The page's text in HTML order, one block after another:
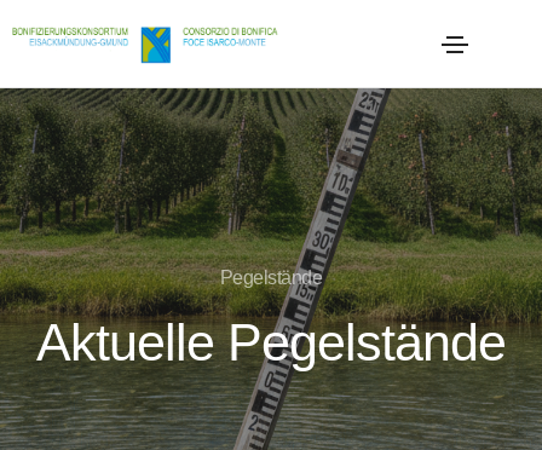
Pegelstände
Aktuelle Pegelstände